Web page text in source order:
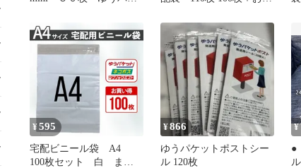
ト消化にも！
ー テープ付き 梱包袋 宅
配用 宅急便 強粘着 フ
リマ 梱包 資材 発
送 透けない 防水 普
通 郵便 クリックポス
ト ゆうパケット ネッ
トショップ ブラック
¥595
宅配ビニール袋 A4
100枚セット 白 まと
¥866
ゆうパケットポストシー
ル 120枚
¥
●